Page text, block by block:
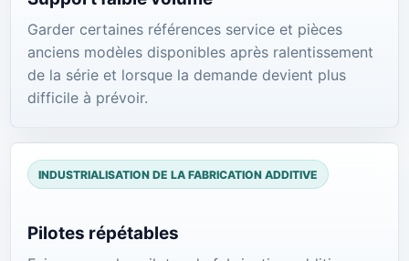
Garder certaines références service et pièces
anciens modèles disponibles après ralentissement
de la série et lorsque la demande devient plus
difficile à prévoir.
INDUSTRIALISATION DE LA FABRICATION ADDITIVE
Pilotes répétables